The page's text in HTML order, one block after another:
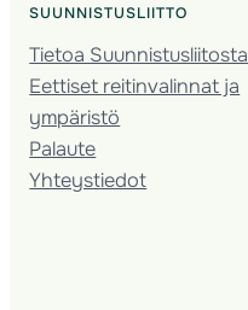
SUUNNISTUSLIITTO
Tietoa Suunnistusliitosta
Eettiset reitinvalinnat ja
ympäristö
Palaute
Yhteystiedot